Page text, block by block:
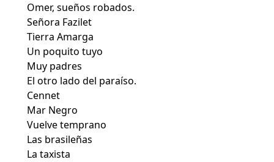
Omer, sueños robados.
Señora Fazilet
Tierra Amarga
Un poquito tuyo
Muy padres
El otro lado del paraíso.
Cennet
Mar Negro
Vuelve temprano
Las brasileñas
La taxista